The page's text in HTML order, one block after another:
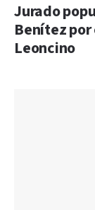
Jurado
Benítez
Leoncino